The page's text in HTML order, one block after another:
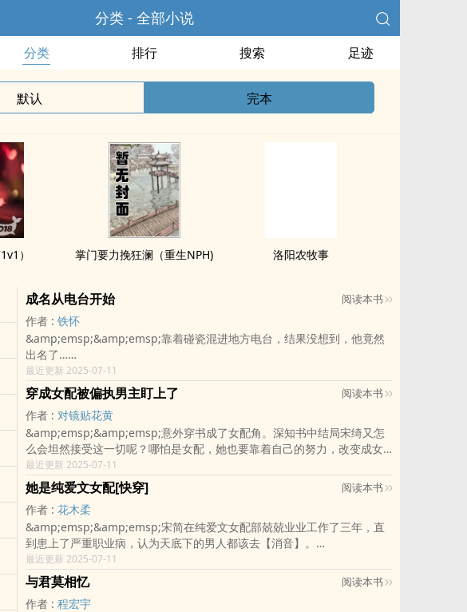
分类 - 全部小说
分类 排行 搜索 足迹
默认 完本
） 掌门要力挽狂澜（重生NPH) 洛阳农牧事
成名从电台开始 阅读本书
作者 : 铁怀
&amp;emsp;&amp;emsp;靠着碰瓷混进地方电台，结果没想到，他竟然
出名了……
最近更新 2025-07-11
穿成女配被偏执男主盯上了 阅读本书
作者 : 对镜贴花黄
&amp;emsp;&amp;emsp;意外穿书成了女配角。深知书中结局宋绮又怎
么会坦然接受这一切呢？哪怕是女配，她也要靠着自己的努力，改变成女
主。什么白莲花，心机圣母，统统滚蛋，过于幼稚的把戏...
最近更新 2025-07-11
她是纯爱文女配[快穿] 阅读本书
作者 : 花木柔
&amp;emsp;&amp;emsp;宋简在纯爱文女配部兢兢业业工作了三年，直
到患上了严重职业病，认为天底下的男人都该去【消音】。
&amp;emsp;&amp;emsp;对男人无欲无求后，她佛了。
&amp;emsp;&amp;emsp;直到她被投入地狱难度的言情世界中，本以为
这一次，她也能面对汹涌巨浪般的爱情破..
最近更新 2025-07-11
与君莫相忆 阅读本书
作者 : 程宏宇